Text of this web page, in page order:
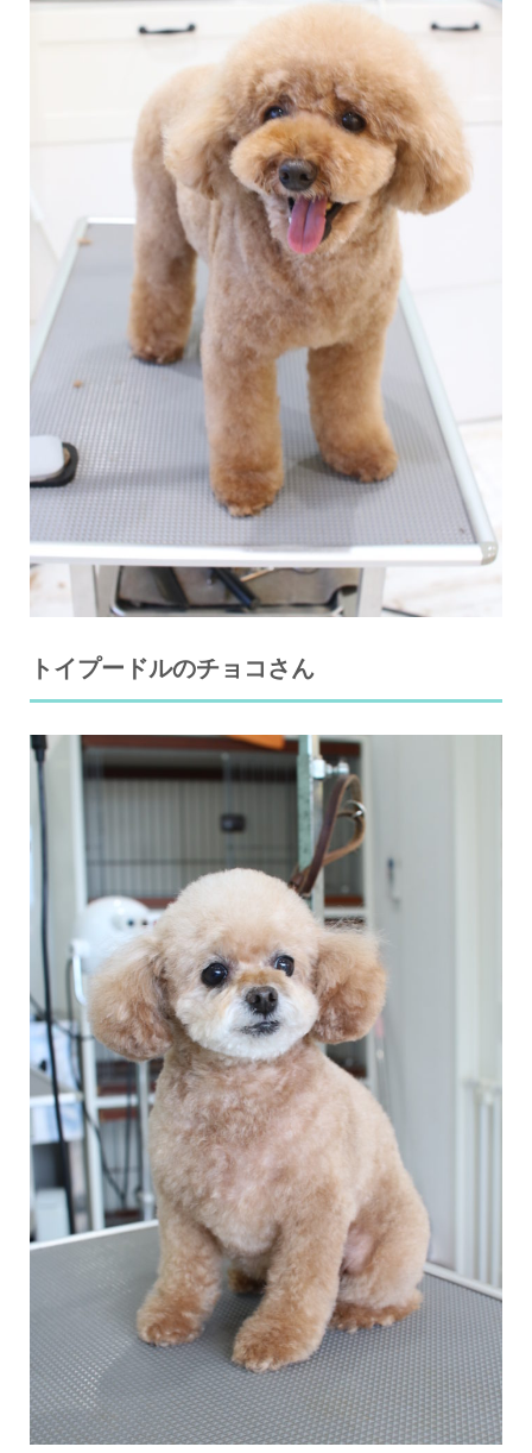
トイプードルのチョコさん